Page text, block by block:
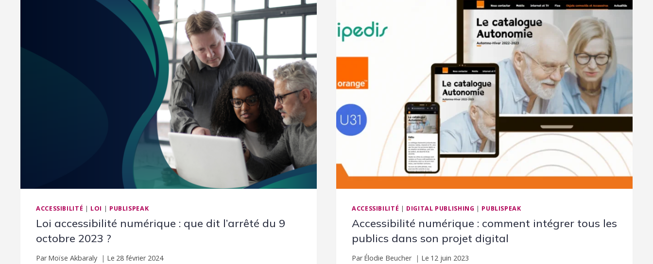
ACCESSIBILITÉ | LOI | PUBLISPEAK
Loi accessibilité numérique : que dit l’arrêté du 9
octobre 2023 ?
Par Moïse Akbaraly Le 28 février 2024
ACCESSIBILITÉ | DIGITAL PUBLISHING | PUBLISPEAK
Accessibilité numérique : comment intégrer tous les
publics dans son projet digital
Par Élodie Beucher Le 12 juin 2023